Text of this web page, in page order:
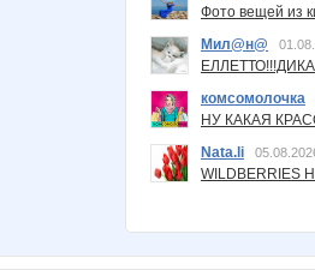
Фото вещей из
Мил@н@
комсомолочка
НУ КАКАЯ
Nata.li